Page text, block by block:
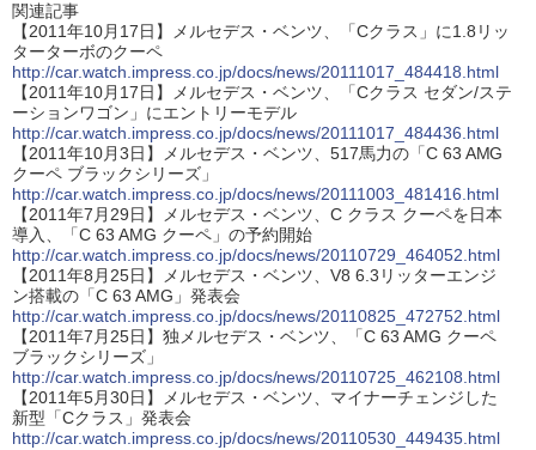
関連記事
【2011年10月17日】メルセデス・ベンツ、「Cクラス」に1.8リッ
ターターボのクーペ
http://car.watch.impress.co.jp/docs/news/20111017_484418.html
【2011年10月17日】メルセデス・ベンツ、「Cクラス セダン/ステ
ーションワゴン」にエントリーモデル
http://car.watch.impress.co.jp/docs/news/20111017_484436.html
【2011年10月3日】メルセデス・ベンツ、517馬力の「C 63 AMG
クーペ ブラックシリーズ」
http://car.watch.impress.co.jp/docs/news/20111003_481416.html
【2011年7月29日】メルセデス・ベンツ、C クラス クーペを日本
導入、「C 63 AMG クーペ」の予約開始
http://car.watch.impress.co.jp/docs/news/20110729_464052.html
【2011年8月25日】メルセデス・ベンツ、V8 6.3リッターエンジ
ン搭載の「C 63 AMG」発表会
http://car.watch.impress.co.jp/docs/news/20110825_472752.html
【2011年7月25日】独メルセデス・ベンツ、「C 63 AMG クーペ
ブラックシリーズ」
http://car.watch.impress.co.jp/docs/news/20110725_462108.html
【2011年5月30日】メルセデス・ベンツ、マイナーチェンジした
新型「Cクラス」発表会
http://car.watch.impress.co.jp/docs/news/20110530_449435.html